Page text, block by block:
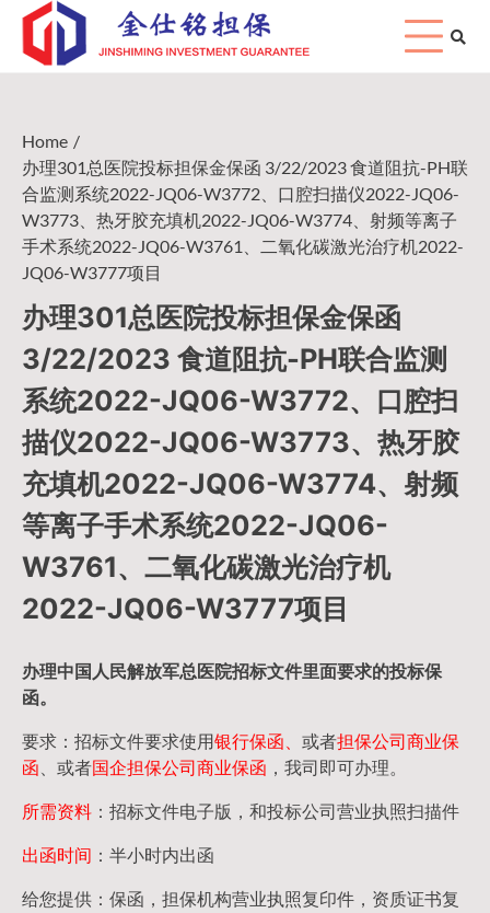
Skip
content
Home
办理301总医院投标担保金保函 3/22/2023 食道阻抗-PH联
合监测系统2022-JQ06-W3772、口腔扫描仪2022-JQ06-
W3773、热牙胶充填机2022-JQ06-W3774、射频等离子
手术系统2022-JQ06-W3761、二氧化碳激光治疗机2022-
JQ06-W3777项目
办理301总医院投标担保金保函
3/22/2023 食道阻抗-PH联合监测
系统2022-JQ06-W3772、口腔扫
描仪2022-JQ06-W3773、热牙胶
充填机2022-JQ06-W3774、射频
等离子手术系统2022-JQ06-
W3761、二氧化碳激光治疗机
2022-JQ06-W3777项目
办理中国人民解放军总医院招标文件里面要求的投标保
函。
要求：招标文件要求使用银行保函、 或者担保公司商业保
函 、或者国企担保公司商业保函 ，我司即可办理。
所需资料 ：招标文件电子版，和投标公司营业执照扫描件
出函时间 ：半小时内出函
给您提供：保函，担保机构营业执照复印件，资质证书复